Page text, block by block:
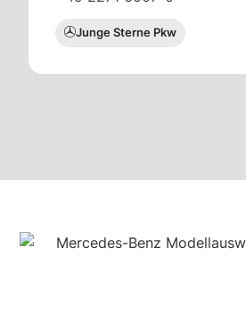
Junge Sterne Pkw